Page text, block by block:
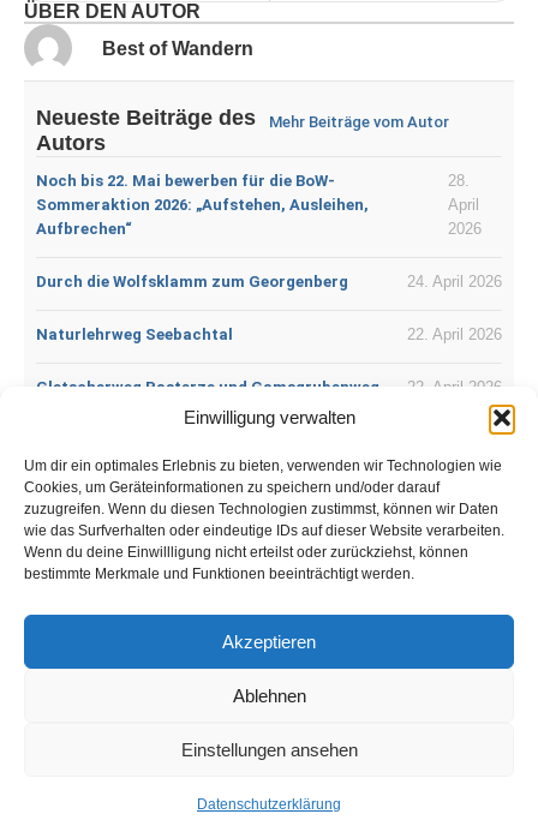
Einwilligung verwalten
Um dir ein optimales Erlebnis zu bieten, verwenden wir Technologien wie
Cookies, um Geräteinformationen zu speichern und/oder darauf
zuzugreifen. Wenn du diesen Technologien zustimmst, können wir Daten
wie das Surfverhalten oder eindeutige IDs auf dieser Website verarbeiten.
Wenn du deine Einwillligung nicht erteilst oder zurückziehst, können
bestimmte Merkmale und Funktionen beeinträchtigt werden.
Akzeptieren
Ablehnen
Einstellungen ansehen
Datenschutzerklärung
ÜBER DEN AUTOR
Best of Wandern
Neueste Beiträge des
Autors
Mehr Beiträge vom Autor
Noch bis 22. Mai bewerben für die BoW-
Sommeraktion 2026: „Aufstehen, Ausleihen,
Aufbrechen“
28.
April
2026
Durch die Wolfsklamm zum Georgenberg 24. April 2026
Naturlehrweg Seebachtal 22. April 2026
Gletscherweg Pasterze und Gamsgrubenweg 22. April 2026
18. April 2026
DonauWellen – Premiumweg:
Donauversickerung
12. April
2026
© 2026 Best of Wandern